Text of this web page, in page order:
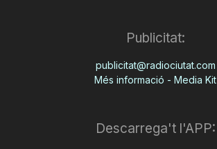
Publicitat:
publicitat@radiociutat.com
Més informació - Media Kit
Descarrega't l'APP: